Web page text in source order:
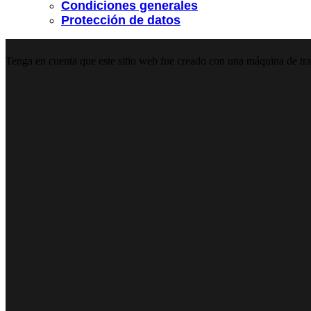
Condiciones generales
Protección de datos
Tenga en cuenta que este sitio web fue creado con una máquina de